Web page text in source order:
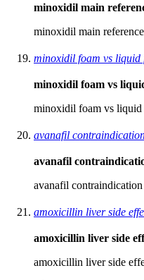
minoxidil main
minoxidil main reference
minoxidil foam vs liquid
minoxidil foam vs
minoxidil foam vs liquid
avanafil
avanafil
avanafil
amoxicillin liver side
amoxicillin liver side
amoxicillin liver side